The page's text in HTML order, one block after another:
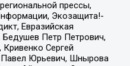
прессы,
Экозащита!-
Евразийская
Бедушев Петр Петрович,
Кривенко Сергей
Юрьевич, Шнырова